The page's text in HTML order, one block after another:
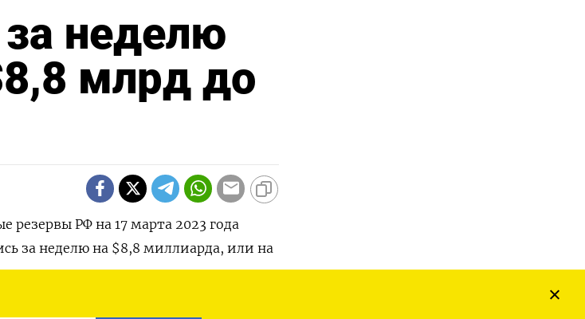
неделю
млрд до
РФ на 17 марта 2023 года
за неделю на $8,8 миллиарда, или на
переоценки».